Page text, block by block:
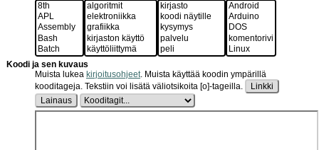
Koodi ja sen kuvaus
Muista lukea kirjoitusohjeet. Muista käyttää koodin ympärillä
kooditageja. Tekstiin voi lisätä väliotsikoita [o]-tageilla.
Linkki
Lainaus